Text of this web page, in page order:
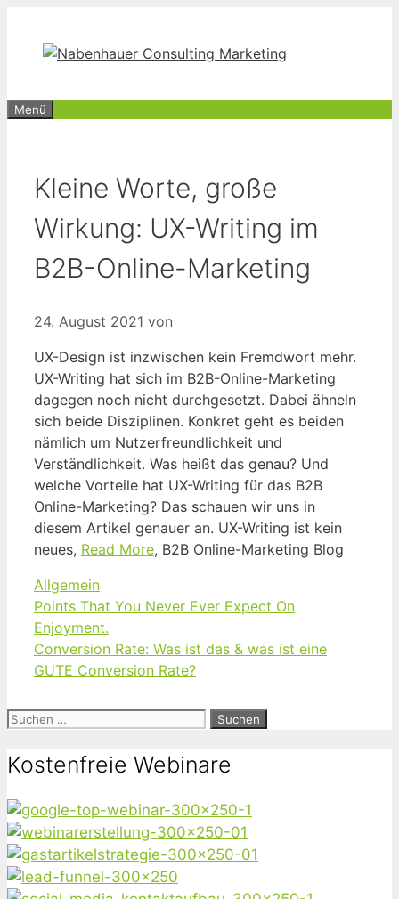
springen
Menü
Kleine Worte, große
Wirkung: UX-Writing im
B2B-Online-Marketing
24. August 2021 von
UX-Design ist inzwischen kein Fremdwort mehr.
UX-Writing hat sich im B2B-Online-Marketing
dagegen noch nicht durchgesetzt. Dabei ähneln
sich beide Disziplinen. Konkret geht es beiden
nämlich um Nutzerfreundlichkeit und
Verständlichkeit. Was heißt das genau? Und
welche Vorteile hat UX-Writing für das B2B
Online-Marketing? Das schauen wir uns in
diesem Artikel genauer an. UX-Writing ist kein
neues, Read More, B2B Online-Marketing Blog
Kategorien
Allgemein
Points That You Never Ever Expect On
Enjoyment.
Conversion Rate: Was ist das & was ist eine
GUTE Conversion Rate?
Suchen
Kostenfreie Webinare